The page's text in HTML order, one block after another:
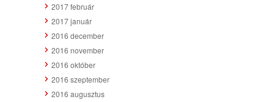
2017 február
2017 január
2016 december
2016 november
2016 október
2016 szeptember
2016 augusztus